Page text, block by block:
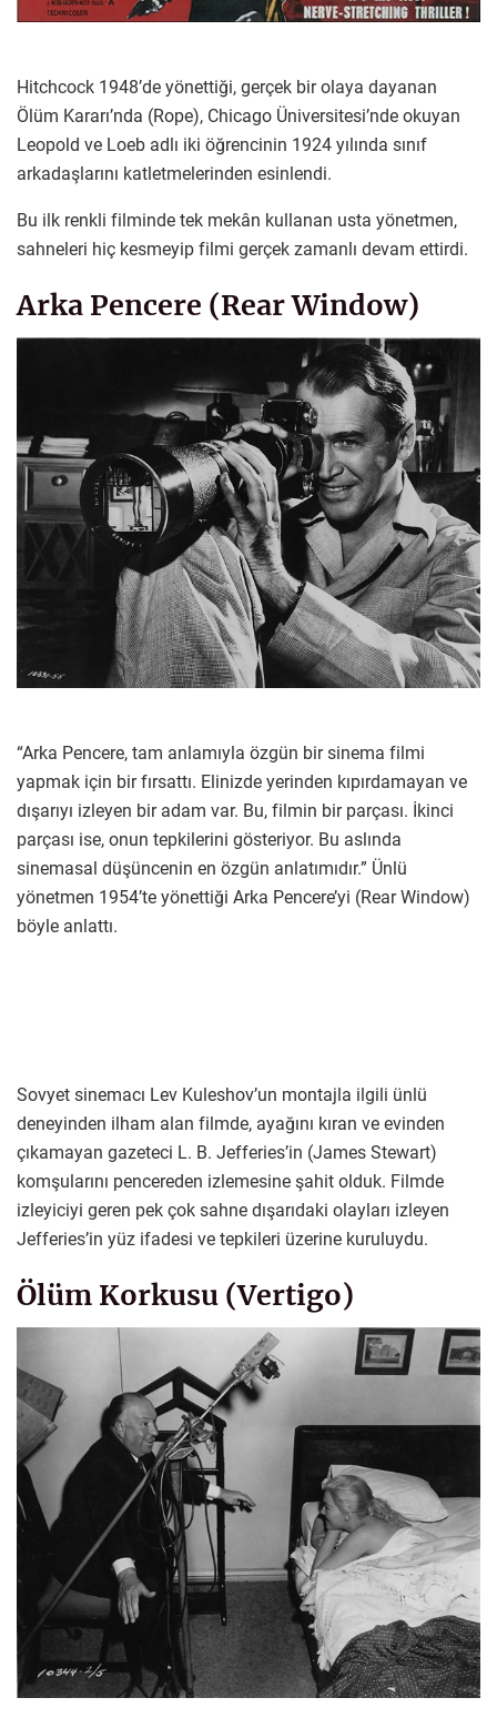
Hitchcock 1948’de yönettiği, gerçek bir olaya dayanan
Ölüm Kararı’nda (Rope), Chicago Üniversitesi’nde okuyan
Leopold ve Loeb adlı iki öğrencinin 1924 yılında sınıf
arkadaşlarını katletmelerinden esinlendi.
Bu ilk renkli filminde tek mekân kullanan usta yönetmen,
sahneleri hiç kesmeyip filmi gerçek zamanlı devam ettirdi.
Arka Pencere (Rear Window)
“Arka Pencere, tam anlamıyla özgün bir sinema filmi
yapmak için bir fırsattı. Elinizde yerinden kıpırdamayan ve
dışarıyı izleyen bir adam var. Bu, filmin bir parçası. İkinci
parçası ise, onun tepkilerini gösteriyor. Bu aslında
sinemasal düşüncenin en özgün anlatımıdır.” Ünlü
yönetmen 1954’te yönettiği Arka Pencere’yi (Rear Window)
böyle anlattı.
Sovyet sinemacı Lev Kuleshov’un montajla ilgili ünlü
deneyinden ilham alan filmde, ayağını kıran ve evinden
çıkamayan gazeteci L. B. Jefferies’in (James Stewart)
komşularını pencereden izlemesine şahit olduk. Filmde
izleyiciyi geren pek çok sahne dışarıdaki olayları izleyen
Jefferies’in yüz ifadesi ve tepkileri üzerine kuruluydu.
Ölüm Korkusu (Vertigo)